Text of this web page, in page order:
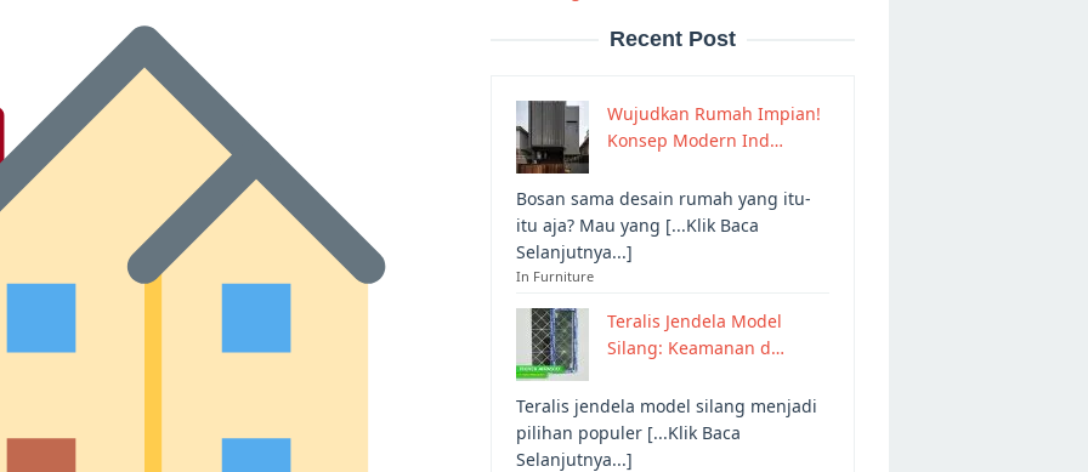
Recent Post
Wujudkan Rumah Impian!
Konsep Modern Ind…
Bosan sama desain rumah yang itu-
itu aja? Mau yang [...Klik Baca
Selanjutnya...]
In Furniture
Teralis Jendela Model
Silang: Keamanan d…
Teralis jendela model silang menjadi
pilihan populer [...Klik Baca
Selanjutnya...]